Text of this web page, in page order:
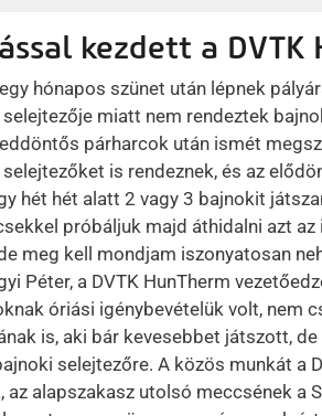
kezdett a DVTK
hónapos szünet után lépnek
miatt nem rendeztek
párharcok után ismét
is rendeznek, és az
hét hét alatt 2 vagy 3 bajnokit
próbáljuk majd áthidalni azt
meg kell mondjam iszonyatosan
Péter, a DVTK HunTherm
óriási igénybevételük volt, nem
is, aki bár kevesebbet játszott,
selejtezőre. A közös munkát a
az alapszakasz utolsó meccsének a